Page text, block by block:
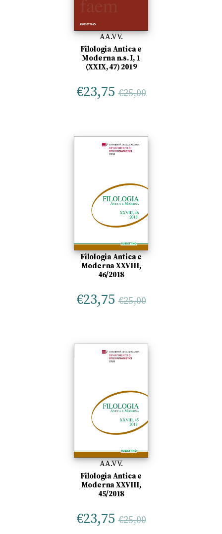
AA.VV.
Filologia Antica e
Moderna n.s. I, 1
(XXIX, 47) 2019
€23,75 €25,00
Filologia Antica e
Moderna XXVIII,
46/2018
€23,75 €25,00
AA.VV.
Filologia Antica e
Moderna XXVIII,
45/2018
€23,75 €25,00